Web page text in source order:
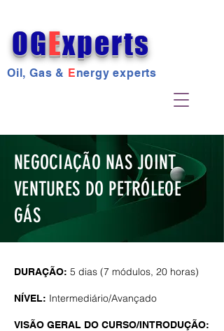
OGExperts
Oil, Gas & Energy experts
NEGOCIAÇÃO NAS JOINT
VENTURES DO PETRÓLEOE
GÁS
simples, completa e atualizada,
negociação nas joint ventures do
DURAÇÃO: 5 dias (7 módulos, 20 horas)
NÍVEL: Intermediário/Avançado
VISÃO GERAL DO CURSO/INTRODUÇÃO: